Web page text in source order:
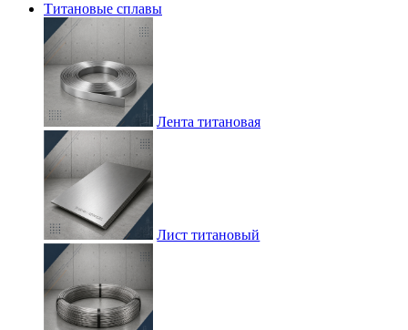
Титановые сплавы
Лента титановая
Лист титановый